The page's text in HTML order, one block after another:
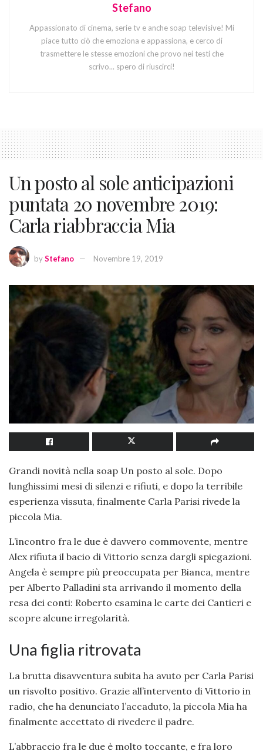
Stefano
Appassionato di cinema, serie tv e anche soap televisive! Mi
piace tutto ciò che emoziona e appassiona, e cerco di
trasmettere le stesse emozioni che provo nei testi che
scrivo... spero di riuscirci!
Un posto al sole anticipazioni
puntata 20 novembre 2019:
Carla riabbraccia Mia
byStefano Novembre 19, 2019
Grandi novità nella soap Un posto al sole. Dopo
lunghissimi mesi di silenzi e rifiuti, e dopo la terribile
esperienza vissuta, finalmente Carla Parisi rivede la
piccola Mia.
L’incontro fra le due è davvero commovente, mentre
Alex rifiuta il bacio di Vittorio senza dargli spiegazioni.
Angela è sempre più preoccupata per Bianca, mentre
per Alberto Palladini sta arrivando il momento della
resa dei conti: Roberto esamina le carte dei Cantieri e
scopre alcune irregolarità.
Una figlia ritrovata
La brutta disavventura subita ha avuto per Carla Parisi
un risvolto positivo. Grazie all’intervento di Vittorio in
radio, che ha denunciato l’accaduto, la piccola Mia ha
finalmente accettato di rivedere il padre.
L’abbraccio fra le due è molto toccante, e fra loro